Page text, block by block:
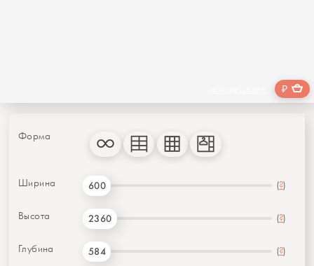
₽
Форма
Ширина 600 (?)
Высота 2360 (?)
Глубина 584 (?)